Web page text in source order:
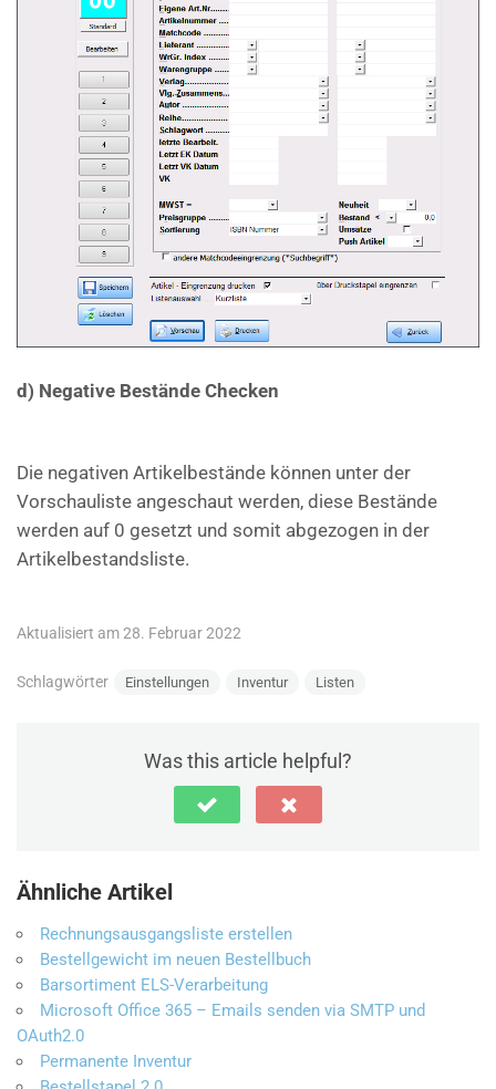
d) Negative Bestände Checken
Die negativen Artikelbestände können unter der
Vorschauliste angeschaut werden, diese Bestände
werden auf 0 gesetzt und somit abgezogen in der
Artikelbestandsliste.
Aktualisiert am 28. Februar 2022
Schlagwörter Einstellungen Inventur Listen
Was this article helpful?
Ähnliche Artikel
Rechnungsausgangsliste erstellen
Bestellgewicht im neuen Bestellbuch
Barsortiment ELS-Verarbeitung
Microsoft Office 365 – Emails senden via SMTP und
OAuth2.0
Permanente Inventur